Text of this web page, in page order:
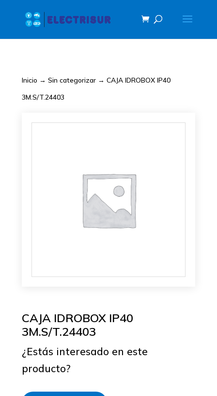
Inicio → Sin categorizar→ CAJA IDROBOX IP40
3M.S/T.24403
CAJA IDROBOX IP40
3M.S/T.24403
¿Estás interesado en este
producto?